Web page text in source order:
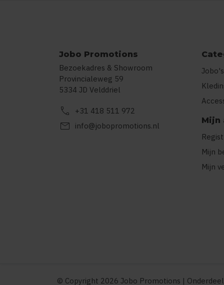
Jobo Promotions
Bezoekadres & Showroom
Provincialeweg 59
5334 JD Velddriel
call +31 418 511 972
mail info@jobopromotions.nl
Mijn
Mijn
Mijn
© Copyright 2026 Jobo Promotions | Onderdeel